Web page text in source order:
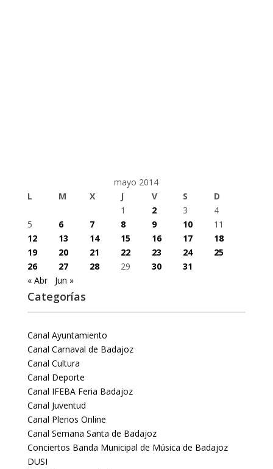
mayo 2014
L
M X J V S
D
1
2 3
4
5
6 7 8 9 10
11
12
13 14 15 16 17
18
19
20 21 22 23 24
25
26
27 28 29 30
31
« Abr
Jun »
Categorías
Canal Ayuntamiento
Canal Carnaval de Badajoz
Canal Cultura
Canal Deporte
Canal IFEBA Feria Badajoz
Canal Juventud
Canal Plenos Online
Canal Semana Santa de Badajoz
Conciertos Banda Municipal de Música de Badajoz
DUSI